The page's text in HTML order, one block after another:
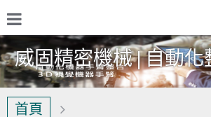
威固精密機械 | 自動化
首頁